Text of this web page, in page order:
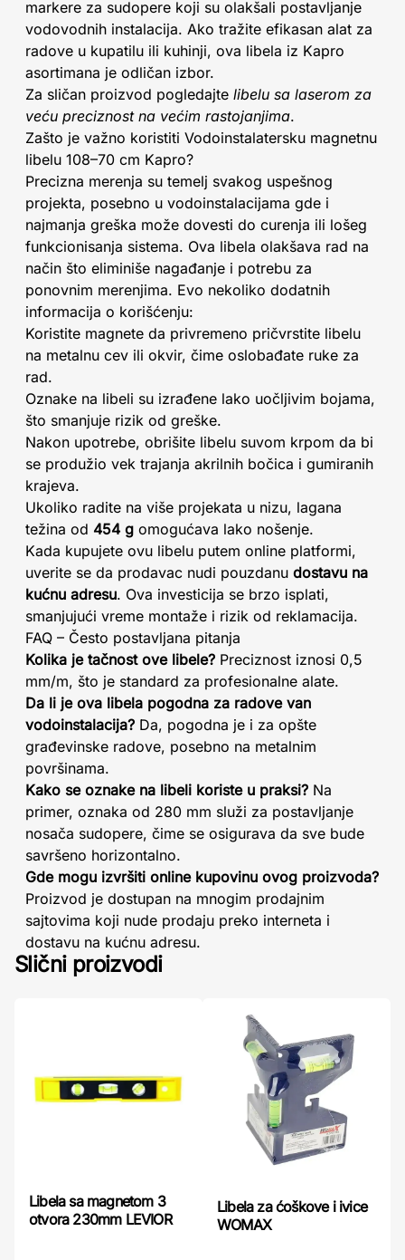
markere za sudopere koji su olakšali postavljanje
vodovodnih instalacija. Ako tražite efikasan alat za
radove u kupatilu ili kuhinji, ova libela iz Kapro
asortimana je odličan izbor.
Za sličan proizvod pogledajte libelu sa laserom za
veću preciznost na većim rastojanjima.
Zašto je važno koristiti Vodoinstalatersku magnetnu
libelu 108–70 cm Kapro?
Precizna merenja su temelj svakog uspešnog
projekta, posebno u vodoinstalacijama gde i
najmanja greška može dovesti do curenja ili lošeg
funkcionisanja sistema. Ova libela olakšava rad na
način što eliminiše nagađanje i potrebu za
ponovnim merenjima. Evo nekoliko dodatnih
informacija o korišćenju:
Koristite magnete da privremeno pričvrstite libelu
na metalnu cev ili okvir, čime oslobađate ruke za
rad.
Oznake na libeli su izrađene lako uočljivim bojama,
što smanjuje rizik od greške.
Nakon upotrebe, obrišite libelu suvom krpom da bi
se produžio vek trajanja akrilnih bočica i gumiranih
krajeva.
Ukoliko radite na više projekata u nizu, lagana
težina od 454 g omogućava lako nošenje.
Kada kupujete ovu libelu putem online platformi,
uverite se da prodavac nudi pouzdanu dostavu na
kućnu adresu. Ova investicija se brzo isplati,
smanjujući vreme montaže i rizik od reklamacija.
FAQ – Često postavljana pitanja
Kolika je tačnost ove libele? Preciznost iznosi 0,5
mm/m, što je standard za profesionalne alate.
Da li je ova libela pogodna za radove van
vodoinstalacija? Da, pogodna je i za opšte
građevinske radove, posebno na metalnim
površinama.
Kako se oznake na libeli koriste u praksi? Na
primer, oznaka od 280 mm služi za postavljanje
nosača sudopere, čime se osigurava da sve bude
savršeno horizontalno.
Gde mogu izvršiti online kupovinu ovog proizvoda?
Proizvod je dostupan na mnogim prodajnim
sajtovima koji nude prodaju preko interneta i
dostavu na kućnu adresu.
Slični proizvodi
Libela sa magnetom 3
otvora 230mm LEVIOR
Libela za ćoškove i ivice
WOMAX